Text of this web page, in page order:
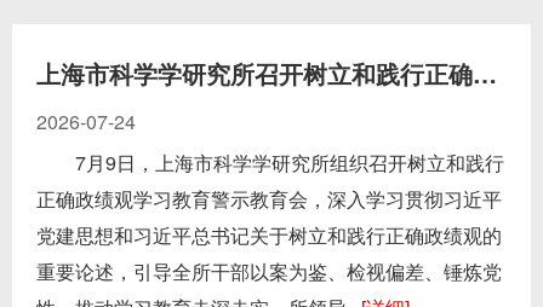
上海市科学学研究所召开树立和践行正确政绩观学习教育...
2026-07-24
7月9日，上海市科学学研究所组织召开树立和践行
正确政绩观学习教育警示教育会，深入学习贯彻习近平
党建思想和习近平总书记关于树立和践行正确政绩观的
重要论述，引导全所干部以案为鉴、检视偏差、锤炼党